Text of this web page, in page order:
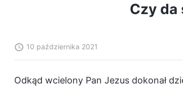
Czy da
10 października 2021
Odkąd wcielony Pan Jezus dokonał